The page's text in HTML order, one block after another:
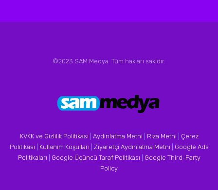
©2023 SAM Medya. Tüm hakları sakldır.
KVKK ve Gizlilik Politikası Aydınlatma Metni Rıza Metni
Çerez
Politikası
Kullanım Koşulları Ziyaretçi Aydınlatma Metni
Google Ads
Politikaları
Google Üçüncü Taraf Politikası
Google Third-Party
Policy